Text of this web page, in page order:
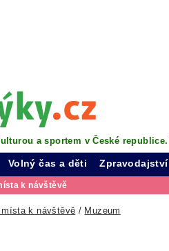
a sportem v České republice.
k návštěvě
Volný čas a děti Zpravodajství
k návštěvě / Muzeum